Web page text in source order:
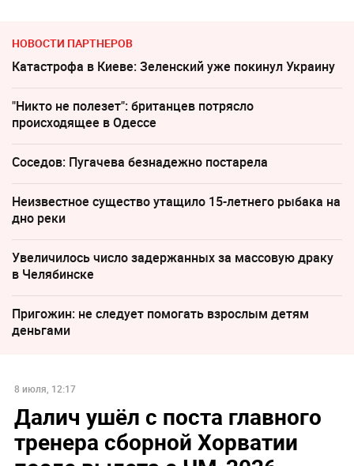
НОВОСТИ ПАРТНЕРОВ
Катастрофа в Киеве: Зеленский уже покинул Украину
"Никто не полезет": британцев потрясло
происходящее в Одессе
Соседов: Пугачева безнадежно постарела
Неизвестное существо утащило 15-летнего рыбака на
дно реки
Увеличилось число задержанных за массовую драку
в Челябинске
Пригожин: не следует помогать взрослым детям
деньгами
8 июля, 12:17
Далич ушёл с поста главного
тренера сборной Хорватии